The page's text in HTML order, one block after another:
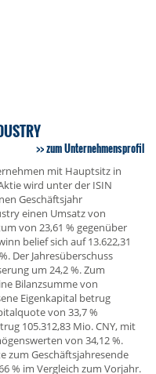
zum Unternehmensprofil
mit Hauptsitz in
wird unter der ISIN
Geschäftsjahr
einen Umsatz von
von 23,61 % gegenüber
belief sich auf 13.622,31
Der Jahresüberschuss
um 24,2 %. Zum
Bilanzsumme von
Eigenkapital betrug
von 33,7 %
105.312,83 Mio. CNY, mit
von 34,12 %.
zum Geschäftsjahresende
% im Vergleich zum Vorjahr.